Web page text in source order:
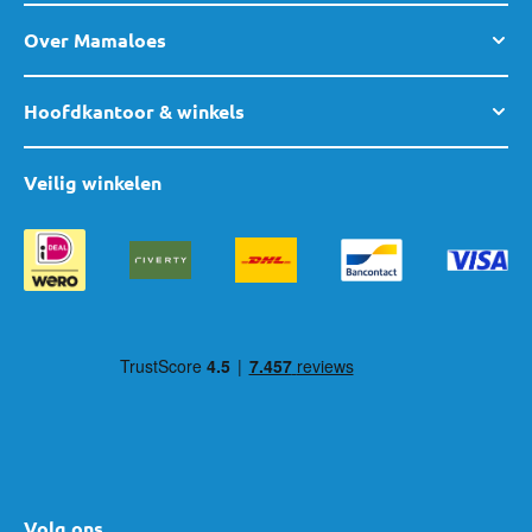
Over Mamaloes
Hoofdkantoor & winkels
Veilig winkelen